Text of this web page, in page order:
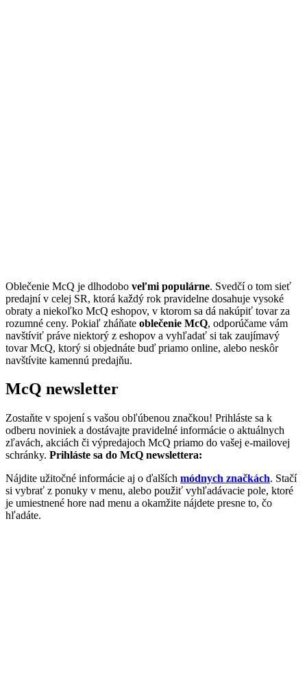
Oblečenie McQ je dlhodobo veľmi populárne. Svedčí o tom sieť
predajní v celej SR, ktorá každý rok pravidelne dosahuje vysoké
obraty a niekoľko McQ eshopov, v ktorom sa dá nakúpiť tovar za
rozumné ceny. Pokiaľ zháňate oblečenie McQ, odporúčame vám
navštíviť práve niektorý z eshopov a vyhľadať si tak zaujímavý
tovar McQ, ktorý si objednáte buď priamo online, alebo neskôr
navštívite kamennú predajňu.
McQ newsletter
Zostaňte v spojení s vašou obľúbenou značkou! Prihláste sa k
odberu noviniek a dostávajte pravidelné informácie o aktuálnych
zľavách, akciách či výpredajoch McQ priamo do vašej e-mailovej
schránky. Prihláste sa do McQ newslettera:
Nájdite užitočné informácie aj o ďalších módnych značkách. Stačí
si vybrať z ponuky v menu, alebo použiť vyhľadávacie pole, ktoré
je umiestnené hore nad menu a okamžite nájdete presne to, čo
hľadáte.